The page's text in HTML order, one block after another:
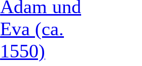
Adam und
Eva (ca.
1550)